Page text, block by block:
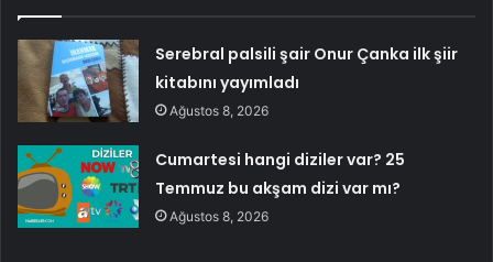
Serebral palsili şair Onur Çanka ilk şiir
kitabını yayımladı
Ağustos 8, 2026
Cumartesi hangi diziler var? 25
Temmuz bu akşam dizi var mı?
Ağustos 8, 2026